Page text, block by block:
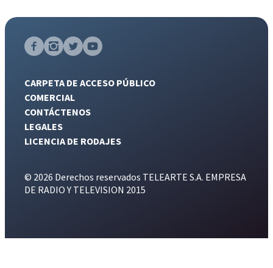
CARPETA DE ACCESO PÚBLICO
COMERCIAL
CONTÁCTENOS
LEGALES
LICENCIA DE RODAJES
© 2026 Derechos reservados TELEARTE S.A. EMPRESA
DE RADIO Y TELEVISION 2015